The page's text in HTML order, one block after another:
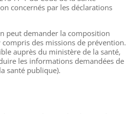
concernés par les déclarations
peut demander la composition
des missions de prévention.
auprès du ministère de la santé,
les informations demandées de
santé publique).